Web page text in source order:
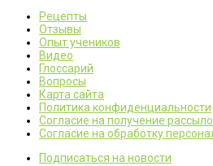
Рецепты
Отзывы
Опыт учеников
Видео
Глоссарий
Вопросы
Карта сайта
Политика конфиденциальности
Согласие на получение
Согласие на обработку
Подписаться на новости